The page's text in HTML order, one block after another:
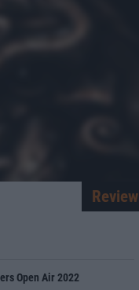
Review
Open Air 2022